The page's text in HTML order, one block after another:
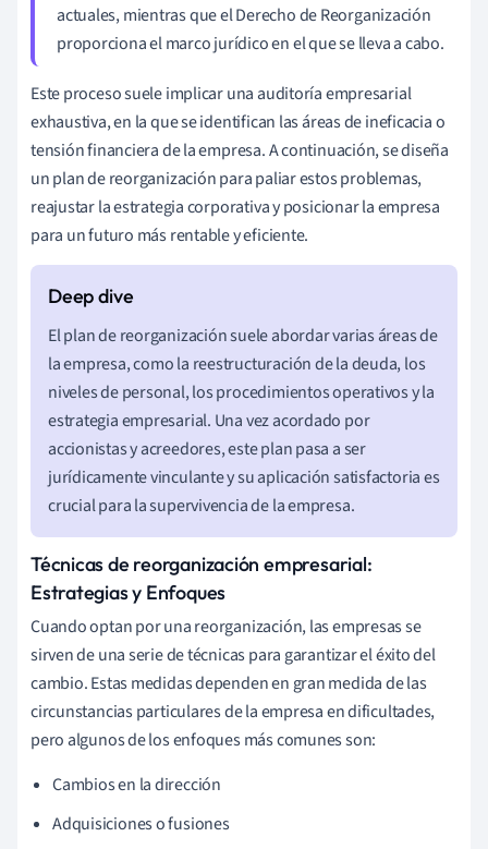
actuales, mientras que el Derecho de Reorganización
proporciona el marco jurídico en el que se lleva a cabo.
Este proceso suele implicar una auditoría empresarial
exhaustiva, en la que se identifican las áreas de ineficacia o
tensión financiera de la empresa. A continuación, se diseña
un plan de reorganización para paliar estos problemas,
reajustar la estrategia corporativa y posicionar la empresa
para un futuro más rentable y eficiente.
El plan de reorganización suele abordar varias áreas de
la empresa, como la reestructuración de la deuda, los
niveles de personal, los procedimientos operativos y la
estrategia empresarial. Una vez acordado por
accionistas y acreedores, este plan pasa a ser
jurídicamente vinculante y su aplicación satisfactoria es
crucial para la supervivencia de la empresa.
Técnicas de reorganización empresarial:
Estrategias y Enfoques
Cuando optan por una reorganización, las empresas se
sirven de una serie de técnicas para garantizar el éxito del
cambio. Estas medidas dependen en gran medida de las
circunstancias particulares de la empresa en dificultades,
pero algunos de los enfoques más comunes son:
Cambios en la dirección
Adquisiciones o fusiones